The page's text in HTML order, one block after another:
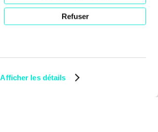
Afficher les détails
Refuser